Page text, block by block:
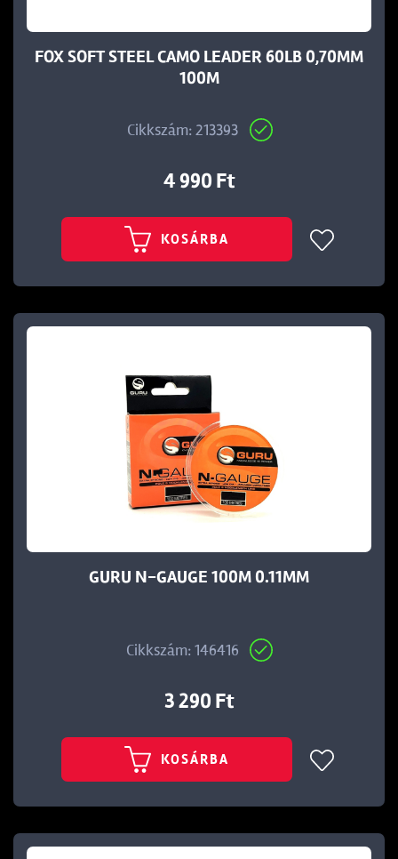
FOX SOFT STEEL CAMO LEADER 60LB 0,70MM
100M
Cikkszám: 213393
4 990 Ft
KOSÁRBA
GURU N-GAUGE 100M 0.11MM
Cikkszám: 146416
3 290 Ft
KOSÁRBA